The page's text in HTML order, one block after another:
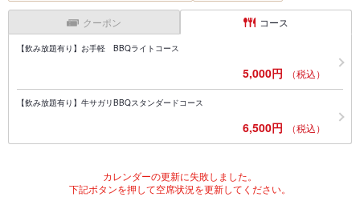
クーポン コース
【飲み放題有り】お手軽 BBQライトコース
5,000円 （税込）
【飲み放題有り】牛サガリBBQスタンダードコース
6,500円 （税込）
カレンダーの更新に失敗しました。
下記ボタンを押して空席状況を更新してください。